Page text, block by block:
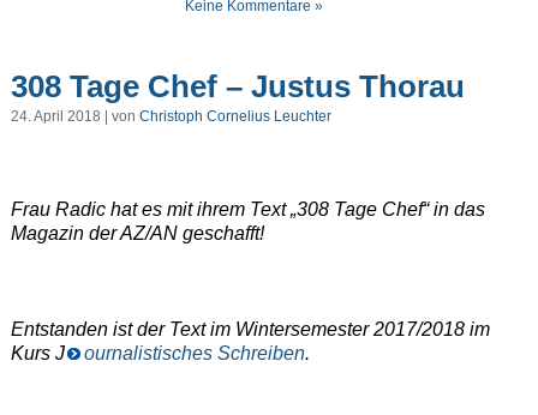
Keine Kommentare »
308 Tage Chef – Justus Thorau
24. April 2018 | von Christoph Cornelius Leuchter
Frau Radic hat es mit ihrem Text „308 Tage Chef“ in das
Magazin der AZ/AN geschafft!
Entstanden ist der Text im Wintersemester 2017/2018 im
Kurs J
ournalistisches Schreiben.